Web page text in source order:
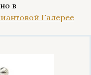
в
Галерее